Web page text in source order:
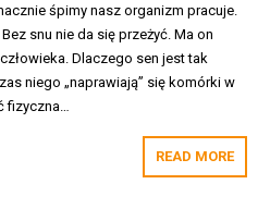
śpimy nasz organizm pracuje.
snu nie da się przeżyć. Ma on
Dlaczego sen jest tak
niego „naprawiają” się komórki w
READ MORE